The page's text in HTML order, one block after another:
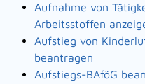
Aufnahme von
Arbeitsstoffen
Aufstieg von
beantragen
Aufstiegs-BAföG